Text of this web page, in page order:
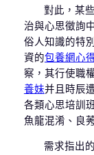
對此，某
治與心思徵詢
俗人知識的特
資的包養網心
察，其行使職
養妹并且時辰
各類心思培訓
魚龍混淆、良
需求指出